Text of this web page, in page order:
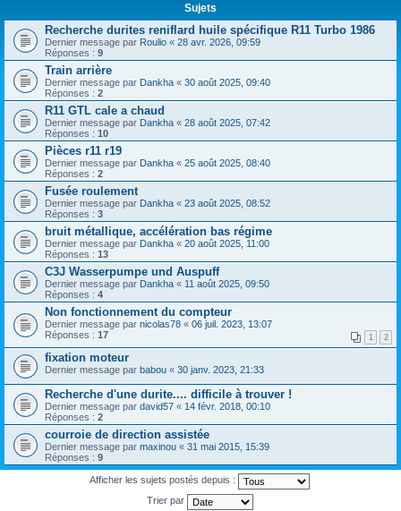
Sujets
Recherche durites reniflard huile spécifique R11 Turbo 1986
Dernier message par Roulio « 28 avr. 2026, 09:59
Réponses : 9
Train arrière
Dernier message par Dankha « 30 août 2025, 09:40
Réponses : 2
R11 GTL cale a chaud
Dernier message par Dankha « 28 août 2025, 07:42
Réponses : 10
Pièces r11 r19
Dernier message par Dankha « 25 août 2025, 08:40
Réponses : 2
Fusée roulement
Dernier message par Dankha « 23 août 2025, 08:52
Réponses : 3
bruit métallique, accélération bas régime
Dernier message par Dankha « 20 août 2025, 11:00
Réponses : 13
C3J Wasserpumpe und Auspuff
Dernier message par Dankha « 11 août 2025, 09:50
Réponses : 4
Non fonctionnement du compteur
Dernier message par nicolas78 « 06 juil. 2023, 13:07
Réponses : 17 1 2
fixation moteur
Dernier message par babou « 30 janv. 2023, 21:33
Recherche d'une durite.... difficile à trouver !
Dernier message par david57 « 14 févr. 2018, 00:10
Réponses : 2
courroie de direction assistée
Dernier message par maxinou « 31 mai 2015, 15:39
Réponses : 9
Afficher les sujets postés depuis :
Trier par